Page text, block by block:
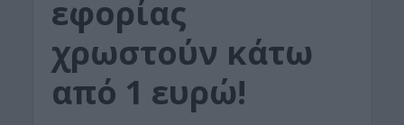
εφορίας
χρωστούν κάτω
από 1 ευρώ!